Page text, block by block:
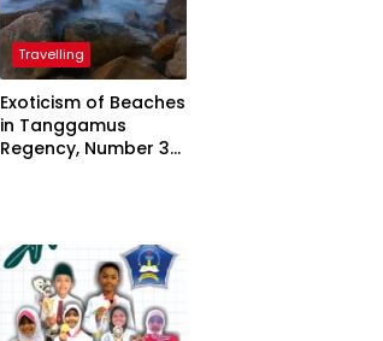
Travelling
Exoticism of Beaches
in Tanggamus
Regency, Number 3